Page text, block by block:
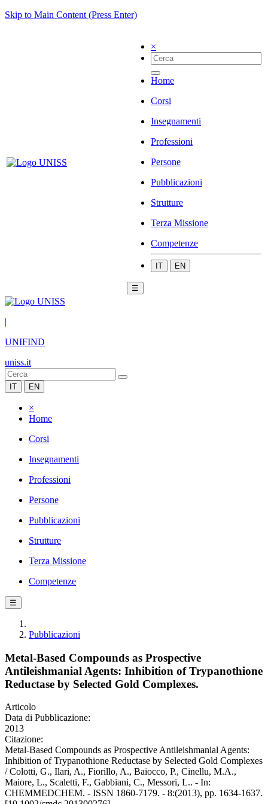
Skip to Main Content (Press Enter)
×
Home
Corsi
Insegnamenti
Professioni
Persone
Pubblicazioni
Strutture
Terza Missione
Competenze
IT EN
☰
|
UNIFIND
uniss.it
IT EN
×
Home
Corsi
Insegnamenti
Professioni
Persone
Pubblicazioni
Strutture
Terza Missione
Competenze
☰
Pubblicazioni
Metal-Based Compounds as Prospective
Antileishmanial Agents: Inhibition of Trypanothione
Reductase by Selected Gold Complexes.
Articolo
Data di Pubblicazione:
2013
Citazione:
Metal-Based Compounds as Prospective Antileishmanial Agents:
Inhibition of Trypanothione Reductase by Selected Gold Complexes
/ Colotti, G., Ilari, A., Fiorillo, A., Baiocco, P., Cinellu, M.A.,
Maiore, L., Scaletti, F., Gabbiani, C., Messori, L.. - In:
CHEMMEDCHEM. - ISSN 1860-7179. - 8:(2013), pp. 1634-1637.